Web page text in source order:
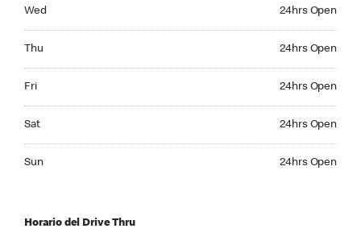
Wed 24hrs Open
Thu 24hrs Open
Fri 24hrs Open
Sat 24hrs Open
Sun 24hrs Open
Horario del Drive Thru